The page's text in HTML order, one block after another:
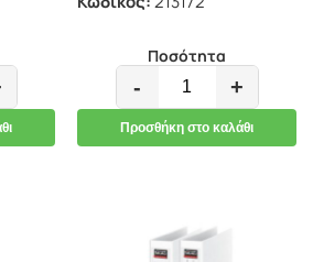
Ποσότητα
- +
Προσθήκη στο καλάθι